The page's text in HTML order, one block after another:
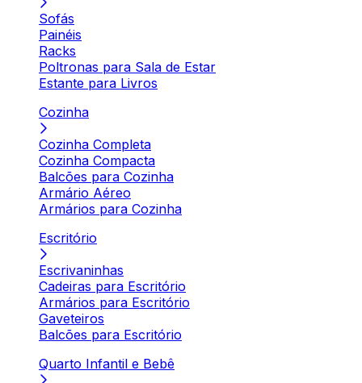
Sofás
Painéis
Racks
Poltronas para Sala de Estar
Estante para Livros
Cozinha
Cozinha Completa
Cozinha Compacta
Balcões para Cozinha
Armário Aéreo
Armários para Cozinha
Escritório
Escrivaninhas
Cadeiras para Escritório
Armários para Escritório
Gaveteiros
Balcões para Escritório
Quarto Infantil e Bebê